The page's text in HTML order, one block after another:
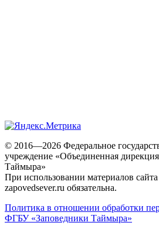
© 2016—2026 Федеральное
учреждение «Объединенная
Таймыра»
При использовании материалов
zapovedsever.ru обязательна.
Политика в отношении обработки
ФГБУ «Заповедники Таймыра»